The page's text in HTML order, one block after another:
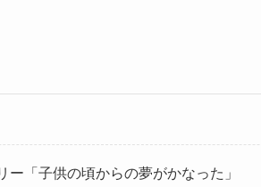
ー「子供の頃からの夢がかなった」